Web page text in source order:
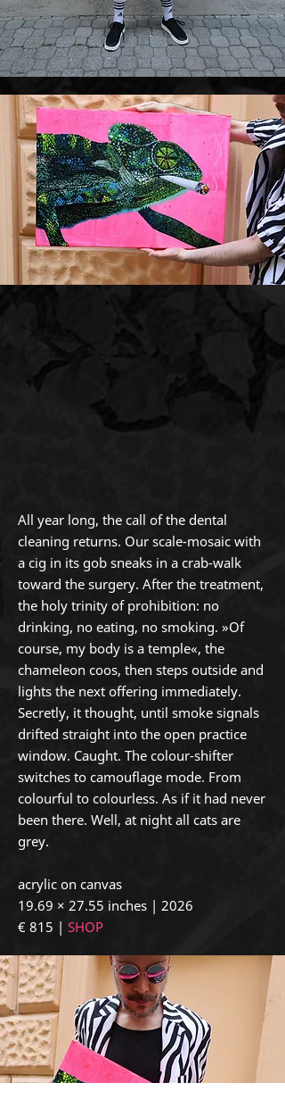
All year long, the call of the dental
cleaning returns. Our scale-mosaic with
a cig in its gob sneaks in a crab-walk
toward the surgery. After the treatment,
the holy trinity of prohibition: no
drinking, no eating, no smoking. »Of
course, my body is a temple«, the
chameleon coos, then steps outside and
lights the next offering immediately.
Secretly, it thought, until smoke signals
drifted straight into the open practice
window. Caught. The colour-shifter
switches to camouflage mode. From
colourful to colourless. As if it had never
been there. Well, at night all cats are
grey.
acrylic on canvas
19.69 × 27.55 inches | 2026
€ 815 | SHOP